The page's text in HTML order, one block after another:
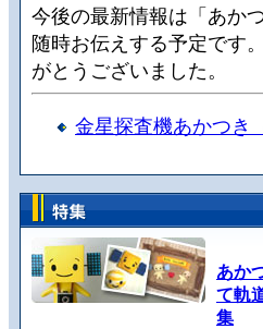
今後の最新情報は「あか
随時お伝えする予定です
がとうございました。
金星探査機あかつき
あか
て軌
集